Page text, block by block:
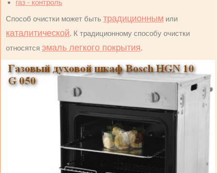
газ - контроль
Способ очистки может быть традиционным или
каталитической. К традиционному способу очистки
относятся эмаль легкого покрытия.